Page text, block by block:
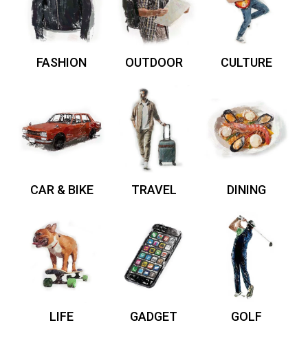
FASHION OUTDOOR CULTURE
CAR & BIKE TRAVEL DINING
LIFE GADGET GOLF